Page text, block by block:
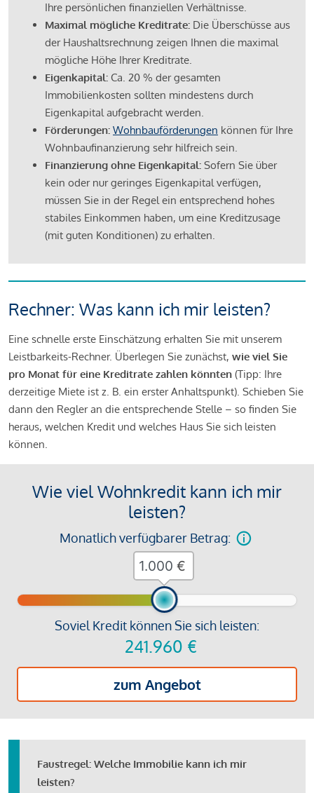
Ihre persönlichen finanziellen Verhältnisse.
Maximal mögliche Kreditrate: Die Überschüsse aus
der Haushaltsrechnung zeigen Ihnen die maximal
mögliche Höhe Ihrer Kreditrate.
Eigenkapital: Ca. 20 % der gesamten
Immobilienkosten sollten mindestens durch
Eigenkapital aufgebracht werden.
Förderungen: Wohnbauförderungen können für Ihre
Wohnbaufinanzierung sehr hilfreich sein.
Finanzierung ohne Eigenkapital: Sofern Sie über
kein oder nur geringes Eigenkapital verfügen,
müssen Sie in der Regel ein entsprechend hohes
stabiles Einkommen haben, um eine Kreditzusage
(mit guten Konditionen) zu erhalten.
Rechner: Was kann ich mir leisten?
Eine schnelle erste Einschätzung erhalten Sie mit unserem
Leistbarkeits-Rechner. Überlegen Sie zunächst, wie viel Sie
pro Monat für eine Kreditrate zahlen könnten (Tipp: Ihre
derzeitige Miete ist z. B. ein erster Anhaltspunkt). Schieben Sie
dann den Regler an die entsprechende Stelle – so finden Sie
heraus, welchen Kredit und welches Haus Sie sich leisten
können.
Wie viel Wohnkredit kann ich mir
leisten?
Monatlich verfügbarer Betrag:
Soviel Kredit können Sie sich leisten:
241.960 €
zum Angebot
€
Faustregel: Welche Immobilie kann ich mir
leisten?